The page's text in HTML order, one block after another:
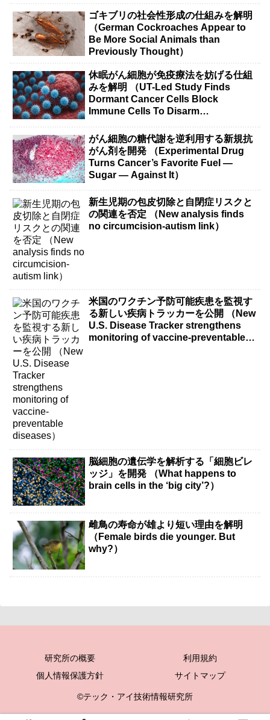
ゴキブリの社会性形成の仕組みを解明
（German Cockroaches Appear to
Be More Social Animals than
Previously Thought）
休眠がん細胞が免疫療法を妨げる仕組
みを解明 （UT-Led Study Finds
Dormant Cancer Cells Block
Immune Cells To Disarm
がん細胞の糖代謝を逆利用する新規抗
がん剤を開発 （Experimental Drug
Turns Cancer’s Favorite Fuel —
Sugar — Against It）
新生児期の包皮切除と自閉症リスクと
の関連を否定 （New analysis finds
no circumcision-autism link）
米国のワクチン予防可能疾患を監視す
る新しい疾病トラッカーを公開 （New
U.S. Disease Tracker strengthens
monitoring of vaccine-preventable
脳細胞の遺伝学を解析する「細胞ビレ
ッジ」を開発 （What happens to
brain cells in the ‘big city’?）
雌鳥の寿命が雄より短い理由を解明
（Female birds die younger. But
why?）
研究所の概要
利用規約
個人情報保護方針
サイトマップ
©テック・アイ技術情報研究所